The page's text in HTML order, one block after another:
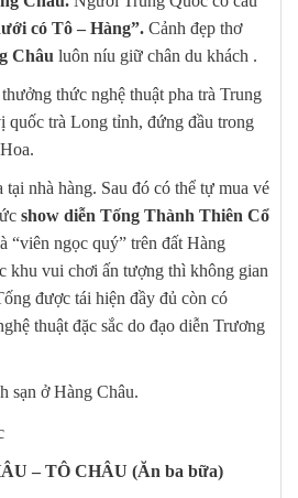
có Tô – Hàng”. Cảnh đẹp thơ
Châu luôn níu giữ chân du khách .
thức nghệ thuật pha trà Trung
quốc trà Long tỉnh, đứng đầu trong
nhà hàng. Sau đó có thể tự mua vé
show diễn Tống Thành Thiên Cổ
“viên ngọc quý” trên đất Hàng
khu vui chơi ấn tượng thì không gian
được tái hiện đầy đủ còn có
thuật đặc sắc do đạo diễn Trương
sạn ở Hàng Châu.
– TÔ CHÂU (Ăn ba bữa)